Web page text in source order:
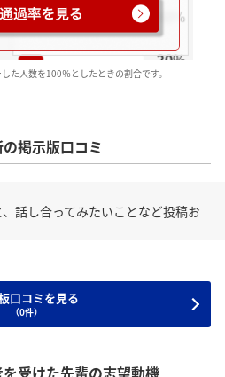
た人数を100％としたときの割合です。
掲示版口コミ
話し合ってみたいことなど投稿お
口コミを見る
（0件）
受けた先輩の志望動機